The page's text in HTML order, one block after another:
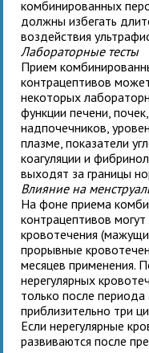
комбинированных
должны избегать
воздействия
Лабораторные тесты
Прием
контрацептивов
некоторых
функции печени,
надпочечников,
плазме, показатели
коагуляции и
выходят за границы
Влияние на
На фоне приема
контрацептивов
кровотечения
прорывные
месяцев применения.
нерегулярных
только после
приблизительно три
Если нерегулярные
развиваются после